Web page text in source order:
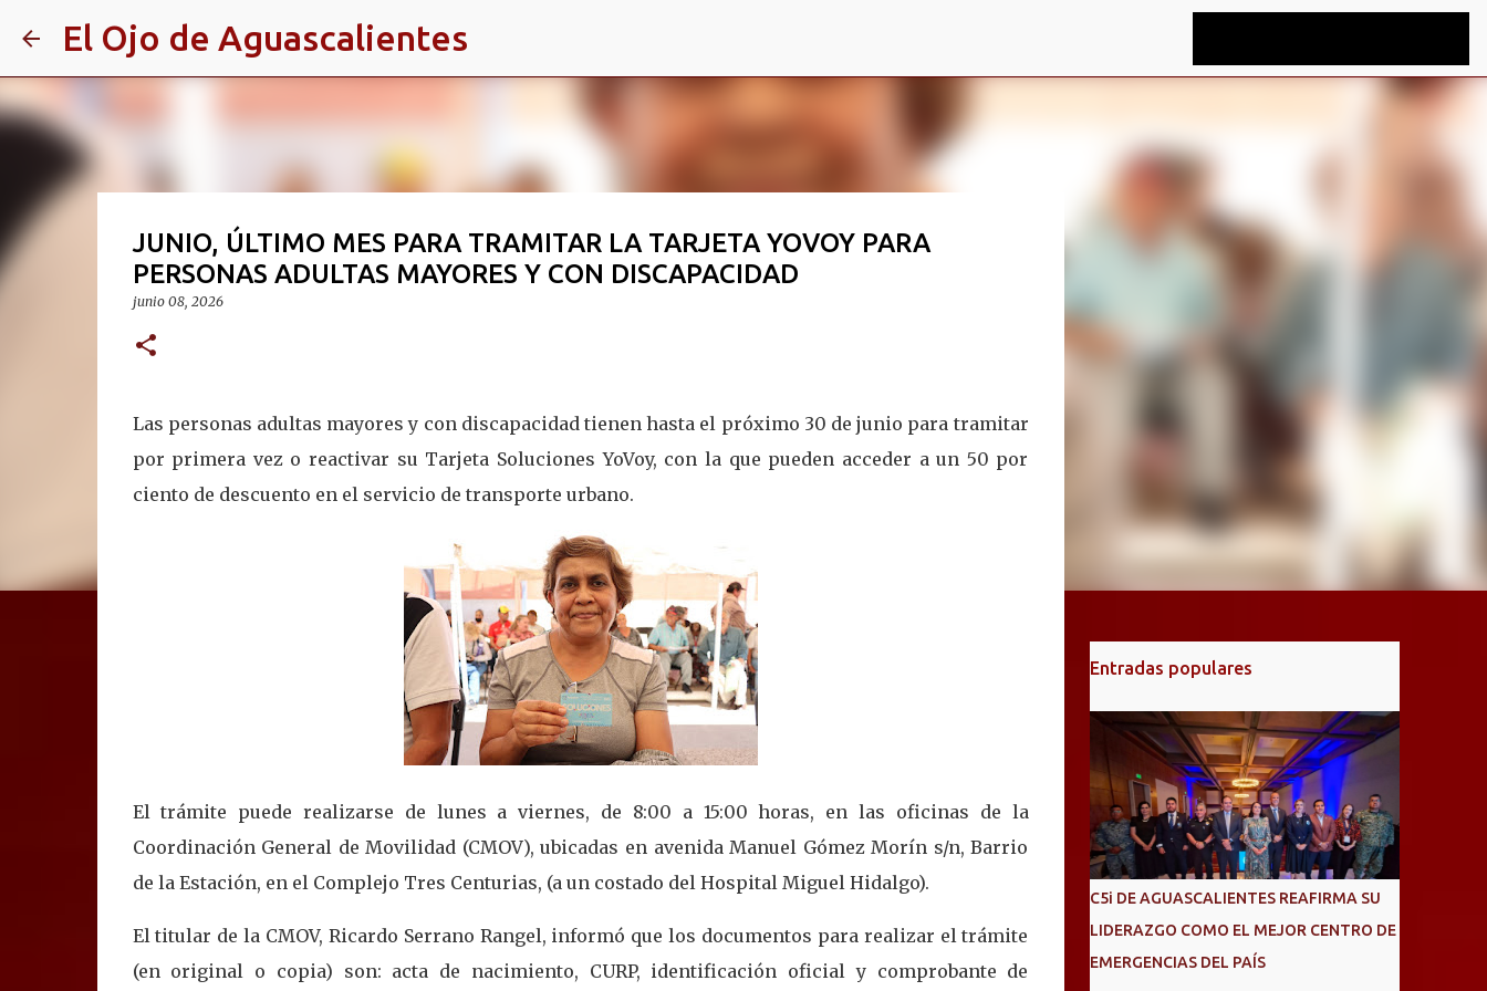
El Ojo de Aguascalientes
JUNIO, ÚLTIMO MES PARA TRAMITAR LA TARJETA YOVOY PARA
PERSONAS ADULTAS MAYORES Y CON DISCAPACIDAD
junio 08, 2026
Las personas adultas mayores y con discapacidad tienen hasta el próximo 30 de junio para tramitar
por primera vez o reactivar su Tarjeta Soluciones YoVoy, con la que pueden acceder a un 50 por
ciento de descuento en el servicio de transporte urbano.
El trámite puede realizarse de lunes a viernes, de 8:00 a 15:00 horas, en las oficinas de la
Coordinación General de Movilidad (CMOV), ubicadas en avenida Manuel Gómez Morín s/n, Barrio
de la Estación, en el Complejo Tres Centurias, (a un costado del Hospital Miguel Hidalgo).
El titular de la CMOV, Ricardo Serrano Rangel, informó que los documentos para realizar el trámite
(en original o copia) son: acta de nacimiento, CURP, identificación oficial y comprobante de
Entradas populares
C5i DE AGUASCALIENTES REAFIRMA SU
LIDERAZGO COMO EL MEJOR CENTRO DE
EMERGENCIAS DEL PAÍS